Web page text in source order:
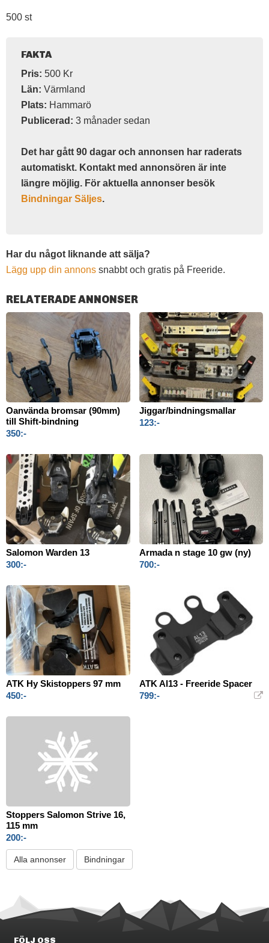
500 st
FAKTA
Pris: 500 Kr
Län: Värmland
Plats: Hammarö
Publicerad: 3 månader sedan
Det har gått 90 dagar och annonsen har raderats
automatiskt. Kontakt med annonsören är inte
längre möjlig. För aktuella annonser besök
Bindningar Säljes.
Har du något liknande att sälja?
Lägg upp din annons snabbt och gratis på Freeride.
RELATERADE ANNONSER
Oanvända bromsar (90mm)
till Shift-bindning
350:-
Jiggar/bindningsmallar
123:-
Salomon Warden 13
300:-
Armada n stage 10 gw (ny)
700:-
ATK Hy Skistoppers 97 mm
450:-
ATK Al13 - Freeride Spacer
799:-
Stoppers Salomon Strive 16,
115 mm
200:-
Alla annonser Bindningar
FÖLJ OSS